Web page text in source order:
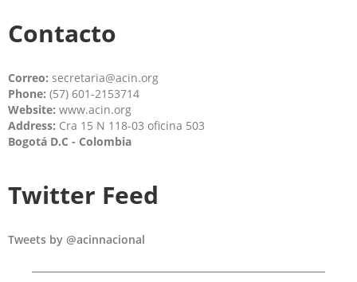
Contacto
Correo: secretaria@acin.org
Phone: (57) 601-2153714
Website: www.acin.org
Address: Cra 15 N 118-03 oficina 503
Bogotá D.C - Colombia
Twitter Feed
Tweets by @acinnacional